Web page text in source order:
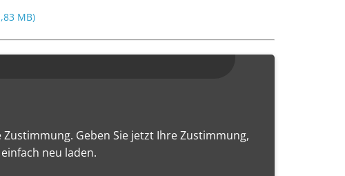
MB)
Geben Sie jetzt Ihre Zustimmung,
neu laden.